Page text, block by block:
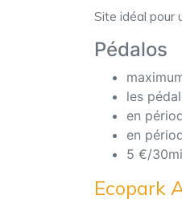
Site idéal pour
Pédalos
les
en
en
5 €/
Ecopark